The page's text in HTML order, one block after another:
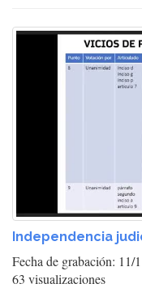
Independencia
Fecha de grabación: 11/
63 visualizaciones